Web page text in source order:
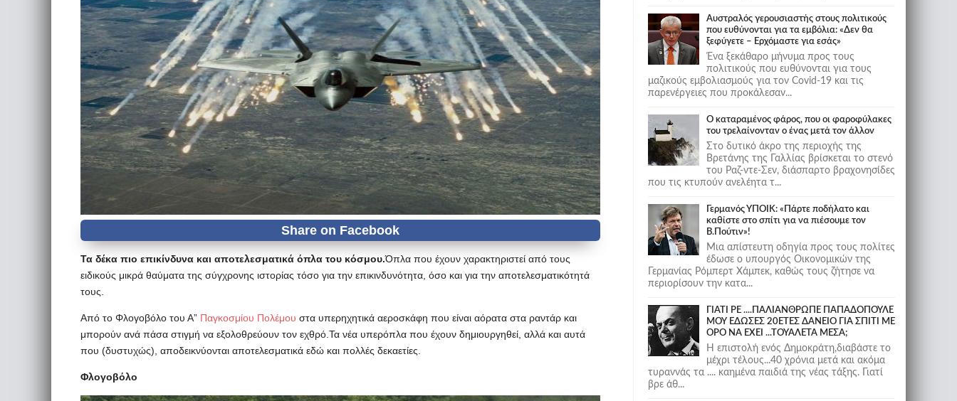
Τα δέκα πιο επικίνδυνα και αποτελεσματικά όπλα του κόσμου.Όπλα που έχουν χαρακτηριστεί από τους
ειδικούς μικρά θαύματα της σύγχρονης ιστορίας τόσο για την επικινδυνότητα, όσο και για την αποτελεσματικότητά
τους.
Από το Φλογοβόλο του Α” Παγκοσμίου Πολέμου στα υπερηχητικά αεροσκάφη που είναι αόρατα στα ραντάρ και
μπορούν ανά πάσα στιγμή να εξολοθρεύουν τον εχθρό.Τα νέα υπερόπλα που έχουν δημιουργηθεί, αλλά και αυτά
που (δυστυχώς), αποδεικνύονται αποτελεσματικά εδώ και πολλές δεκαετίες.
Φλογοβόλο
Αυστραλός γερουσιαστής στους πολιτικούς
που ευθύνονται για τα εμβόλια: «Δεν θα
ξεφύγετε – Ερχόμαστε για εσάς»
Ένα ξεκάθαρο μήνυμα προς τους
πολιτικούς που ευθύνονται για τους
μαζικούς εμβολιασμούς για τον Covid-19 και τις
παρενέργειες που προκάλεσαν...
Ο καταραμένος φάρος, που οι φαροφύλακες
του τρελαίνονταν ο ένας μετά τον άλλον
Στο δυτικό άκρο της περιοχής της
Βρετάνης της Γαλλίας βρίσκεται το στενό
του Ραζ-ντε-Σεν, διάσπαρτο βραχονησίδες
που τις κτυπούν ανελέητα τ...
Γερμανός ΥΠΟΙΚ: «Πάρτε ποδήλατο και
καθίστε στο σπίτι για να πιέσουμε τον
Β.Πούτιν»!
Μια απίστευτη οδηγία προς τους πολίτες
έδωσε ο υπουργός Οικονομικών της
Γερμανίας Ρόμπερτ Χάμπεκ, καθώς τους ζήτησε να
περιορίσουν την κατα...
ΓΙΑΤΙ ΡΕ ....ΠΑΛΙΑΝΘΡΩΠΕ ΠΑΠΑΔΟΠΟΥΛΕ
ΜΟΥ ΕΔΩΣΕΣ 20ΕΤΕΣ ΔΑΝΕΙΟ ΓΙΑ ΣΠΙΤΙ ΜΕ
ΟΡΟ ΝΑ ΕΧΕΙ ...ΤΟΥΑΛΕΤΑ ΜΕΣΑ;
Η επιστολή ενός Δημοκράτη,διαβάστε το
μέχρι τέλους...40 χρόνια μετά και ακόμα
τυραννάς τα .... καημένα παιδιά της νέας τάξης. Γιατί
βρε άθ...